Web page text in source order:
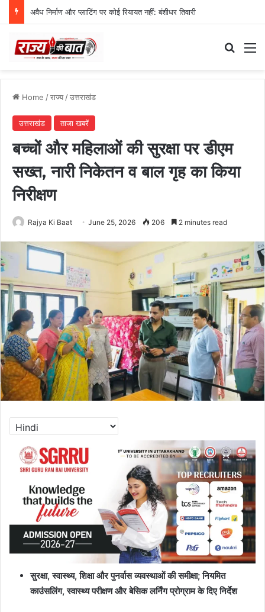
अवैध निर्माण और प्लाटिंग पर कोई रियायत नहीं: बंशीधर तिवारी
Home /राज्य/उत्तराखंड
उत्तराखंड ताजा खबरें
बच्चों और महिलाओं की सुरक्षा पर डीएम
सख्त, नारी निकेतन व बाल गृह का किया
निरीक्षण
Rajya Ki Baat June 25, 2026 206 2 minutes read
सुरक्षा, स्वास्थ्य, शिक्षा और पुनर्वास व्यवस्थाओं की समीक्षा; नियमित
काउंसलिंग, स्वास्थ्य परीक्षण और बेसिक लर्निंग प्रोग्राम के दिए निर्देश